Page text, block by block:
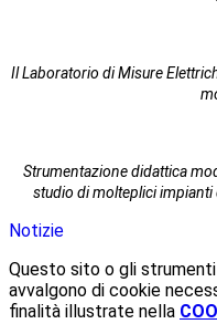
Il Laboratorio di Misure
Strumentazione didattica
studio di molteplici impianti
Notizie
Questo sito o gli
avvalgono di cookie
finalità illustrate nella